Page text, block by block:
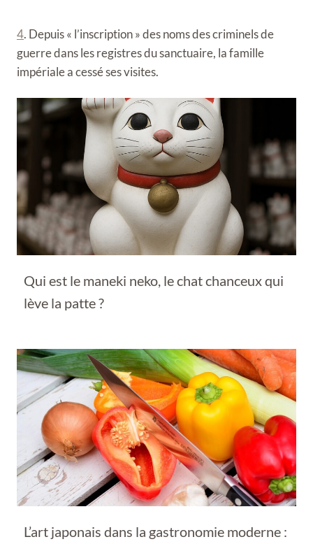
4. Depuis « l’inscription » des noms des criminels de
guerre dans les registres du sanctuaire, la famille
impériale a cessé ses visites.
Qui est le maneki neko, le chat chanceux qui
lève la patte ?
L’art japonais dans la gastronomie moderne :